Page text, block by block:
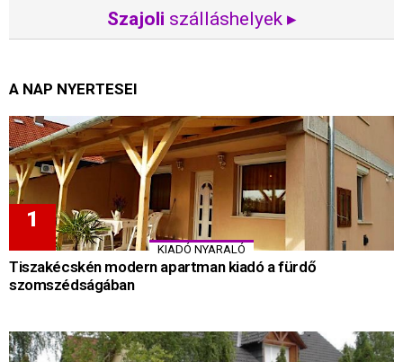
Szajoli szálláshelyek ▸
A NAP NYERTESEI
KIADÓ NYARALÓ
Tiszakécskén modern apartman kiadó a fürdő
szomszédságában